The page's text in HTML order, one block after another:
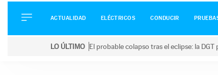
ELÉCTRICOS
CONDUCIR
ACTUALIDAD ELÉCTRICOS CONDUCIR
LO ÚLTIMO El probable colapso tras el eclipse: la